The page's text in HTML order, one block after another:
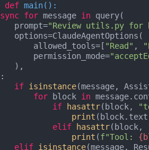
def main():
for message in query(
prompt=
"Review utils.py for
options=ClaudeAgentOptions(
allowed_tools=[
"Read" ,
permission_mode=
),
if isinstance(message,
for block in
if
hasattr(block,
print
elif
hasattr(block,
print (f"Tool:
elif isinstance(message,